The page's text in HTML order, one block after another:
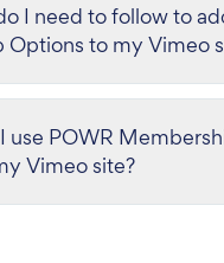
I need to follow to
Options to my Vimeo
use POWR
Vimeo site?